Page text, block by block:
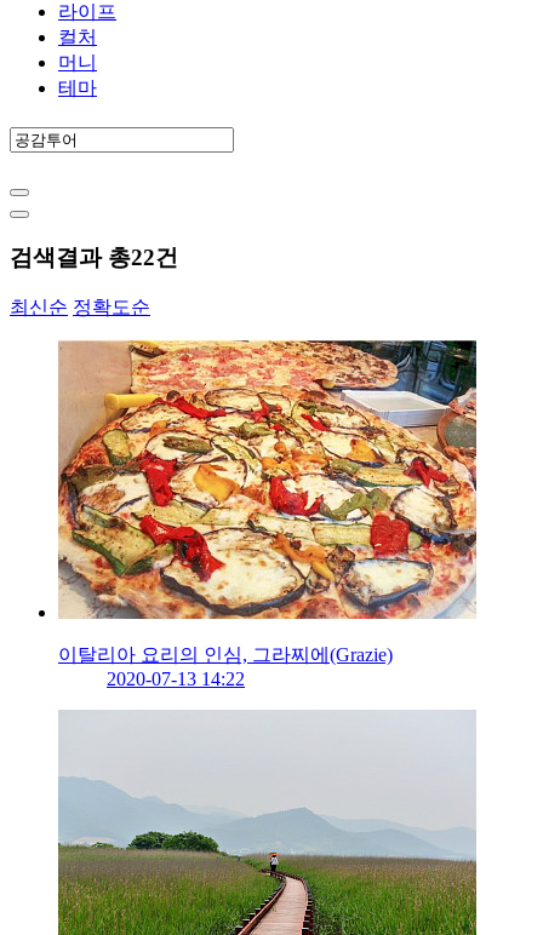
라이프
컬처
머니
테마
검색결과 총22건
최신순 정확도순
이탈리아 요리의 인심, 그라찌에(Grazie)
2020-07-13 14:22